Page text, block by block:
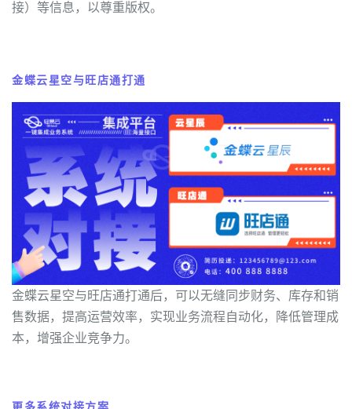
接）等信息，以尊重版权。
金蝶云星空与旺店通打通
金蝶云星空与旺店通打通后，可以无缝同步财务、库存和销
售数据，提高运营效率，实现业务流程自动化，降低管理成
本，增强企业竞争力。
更多系统对接方案